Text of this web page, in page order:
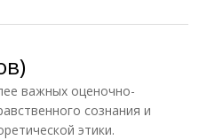
важных оценочно-
сознания и
этики.